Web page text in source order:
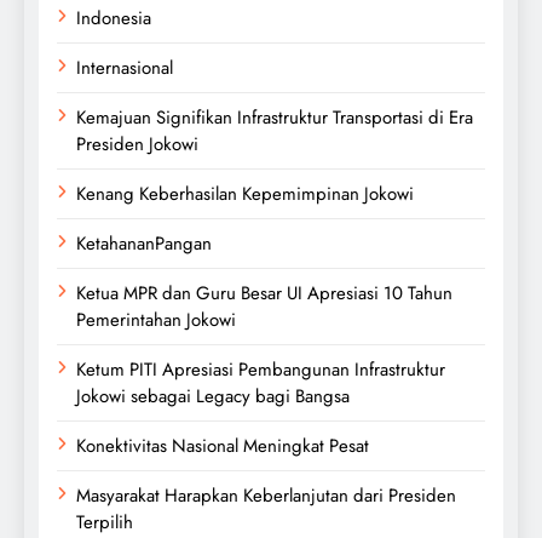
Indonesia
Internasional
Kemajuan Signifikan Infrastruktur Transportasi di Era
Presiden Jokowi
Kenang Keberhasilan Kepemimpinan Jokowi
KetahananPangan
Ketua MPR dan Guru Besar UI Apresiasi 10 Tahun
Pemerintahan Jokowi
Ketum PITI Apresiasi Pembangunan Infrastruktur
Jokowi sebagai Legacy bagi Bangsa
Konektivitas Nasional Meningkat Pesat
Masyarakat Harapkan Keberlanjutan dari Presiden
Terpilih